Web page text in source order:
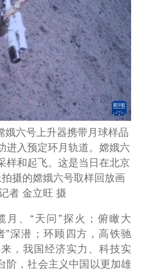
娥六号上升器携带月球样品
进入预定环月轨道。嫦娥六
样和起飞。这是当日在北京
摄的嫦娥六号取样回放画
者 金立旺 摄
、“天问”探火；俯瞰大
”深潜；环顾四方，高铁驰
，我国经济实力、科技实
阶，社会主义中国以更加雄